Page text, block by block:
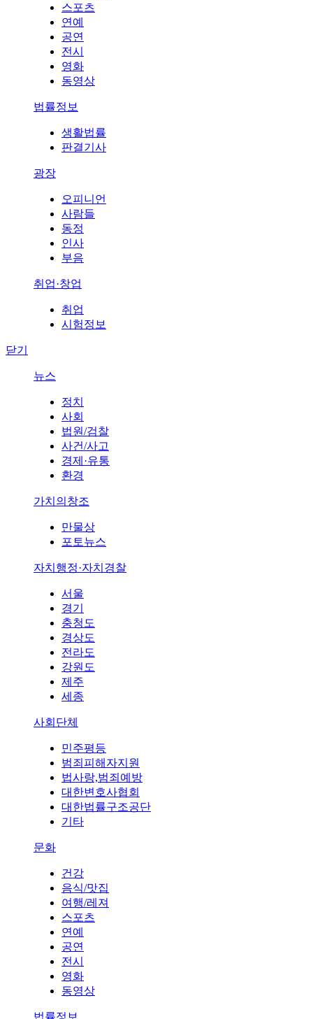
스포츠
연예
공연
전시
영화
동영상
법률정보
생활법률
판결기사
광장
오피니언
사람들
동정
인사
부음
취업·창업
취업
시험정보
닫기
뉴스
정치
사회
법원/검찰
사건/사고
경제·유통
환경
가치의창조
만물상
포토뉴스
자치행정·자치경찰
서울
경기
충청도
경상도
전라도
강원도
제주
세종
사회단체
민주평등
범죄피해자지원
법사랑,범죄예방
대한변호사협회
대한법률구조공단
기타
문화
건강
음식/맛집
여행/레져
스포츠
연예
공연
전시
영화
동영상
법률정보